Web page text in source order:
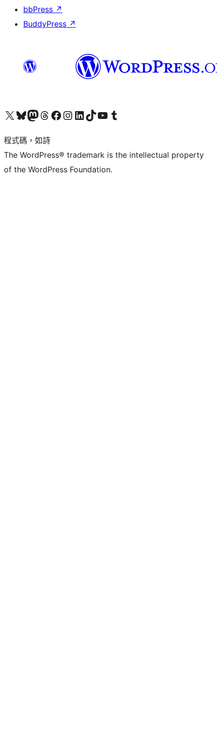
bbPress ↗
BuddyPress ↗
查看我們的 X (之前的 Twitter) 帳號造訪我們的 Bluesky 帳號造訪我們的 Mastodon 帳號造訪我們的 Threads 帳號 造訪我們的 Facebook 粉絲專頁Visit our Instagram account
Visit our LinkedIn account
造訪我們的 TikTok 帳號Visit our YouTube channel
造訪我們的 Tumblr 帳號
程式碼，如詩
The WordPress® trademark is the intellectual property
of the WordPress Foundation.